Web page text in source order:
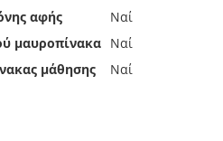
αφής
Ναί
μαυροπίνακα Ναί
μάθησης
Ναί